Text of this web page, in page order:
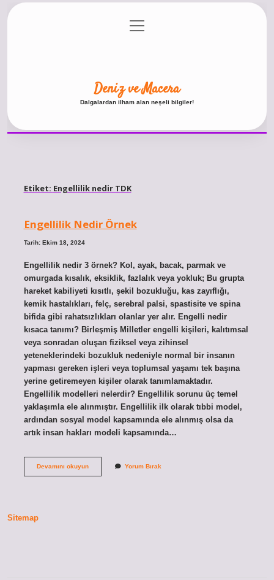
Gizlilik Politikası
menüyü
aç
Deniz ve Macera
Dalgalardan ilham alan neşeli bilgiler!
Etiket: Engellilik nedir TDK
Engellilik Nedir Örnek
Tarih: Ekim 18, 2024
Engellilik nedir 3 örnek? Kol, ayak, bacak, parmak ve
omurgada kısalık, eksiklik, fazlalık veya yokluk; Bu grupta
hareket kabiliyeti kısıtlı, şekil bozukluğu, kas zayıflığı,
kemik hastalıkları, felç, serebral palsi, spastisite ve spina
bifida gibi rahatsızlıkları olanlar yer alır. Engelli nedir
kısaca tanımı? Birleşmiş Milletler engelli kişileri, kalıtımsal
veya sonradan oluşan fiziksel veya zihinsel
yeteneklerindeki bozukluk nedeniyle normal bir insanın
yapması gereken işleri veya toplumsal yaşamı tek başına
yerine getiremeyen kişiler olarak tanımlamaktadır.
Engellilik modelleri nelerdir? Engellilik sorunu üç temel
yaklaşımla ele alınmıştır. Engellilik ilk olarak tıbbi model,
ardından sosyal model kapsamında ele alınmış olsa da
artık insan hakları modeli kapsamında…
Devamını okuyunEngellilik
Yorum Bırak
Sitemap